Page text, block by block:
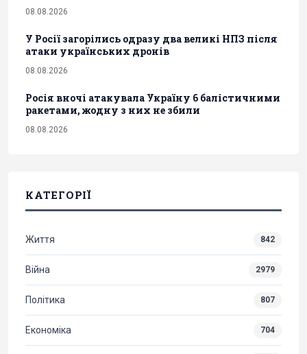
08.08.2026
У Росії загорілись одразу два великі НПЗ після
атаки українських дронів
08.08.2026
Росія вночі атакувала Україну 6 балістичними
ракетами, жодну з них не збили
08.08.2026
КАТЕГОРІЇ
Життя 842
Війна 2979
Політика 807
Економіка 704